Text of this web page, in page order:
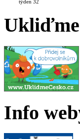
týden 32
Info